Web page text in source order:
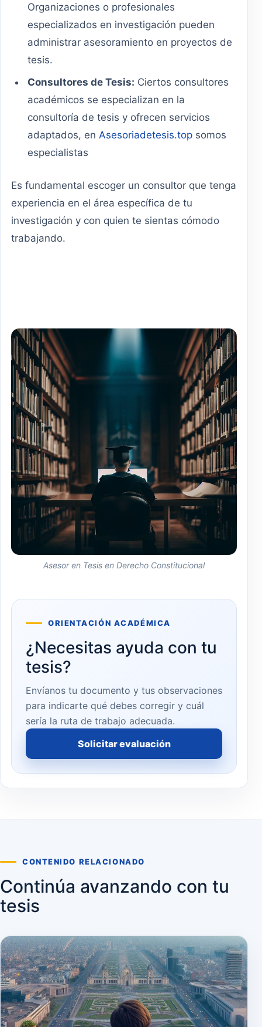
Organizaciones o profesionales
especializados en investigación pueden
administrar asesoramiento en proyectos de
tesis.
Consultores de Tesis: Ciertos consultores
académicos se especializan en la
consultoría de tesis y ofrecen servicios
adaptados, enAsesoriadetesis.top somos
especialistas
Es fundamental escoger un consultor que tenga
experiencia en el área específica de tu
investigación y con quien te sientas cómodo
trabajando.
Asesor en Tesis en Derecho Constitucional
ORIENTACIÓN ACADÉMICA
¿Necesitas ayuda con tu
tesis?
Envíanos tu documento y tus observaciones
para indicarte qué debes corregir y cuál
sería la ruta de trabajo adecuada.
Solicitar evaluación
CONTENIDO RELACIONADO
Continúa avanzando con tu
tesis